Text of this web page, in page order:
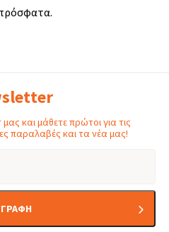
πρόσφατα.
και μάθετε πρώτοι για τις
παραλαβές και τα νέα μας!